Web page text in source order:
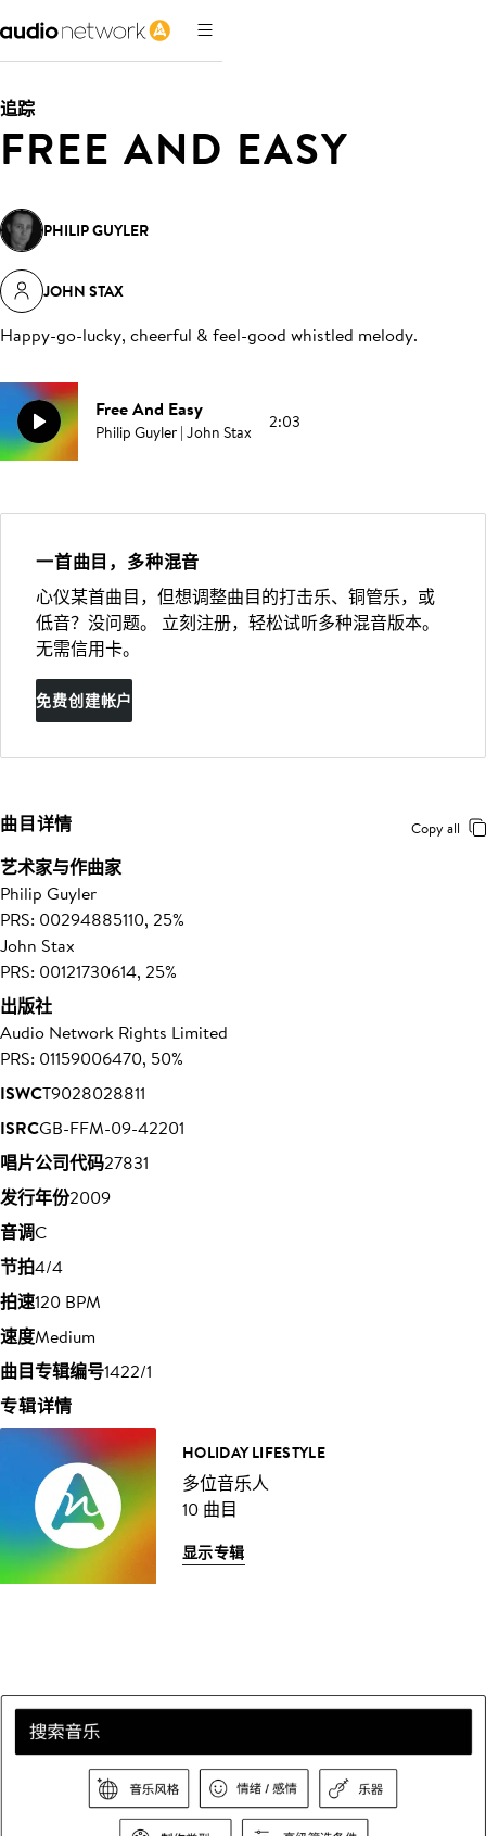
追踪
FREE AND EASY
PHILIP GUYLER
JOHN STAX
Happy-go-lucky, cheerful & feel-good whistled melody.
Free And Easy
Philip Guyler | John Stax 2:03
一首曲目，多种混音
心仪某首曲目，但想调整曲目的打击乐、铜管乐，或
低音？没问题。 立刻注册，轻松试听多种混音版本。
无需信用卡。
免费创建帐户
曲目详情 Copy all
艺术家与作曲家
Philip Guyler
PRS: 00294885110, 25%
John Stax
PRS: 00121730614, 25%
出版社
Audio Network Rights Limited
PRS: 01159006470, 50%
ISWCT9028028811
ISRCGB-FFM-09-42201
唱片公司代码27831
发行年份2009
音调C
节拍4/4
拍速120 BPM
速度Medium
曲目专辑编号1422/1
专辑详情
HOLIDAY LIFESTYLE
多位音乐人
10 曲目
显示专辑